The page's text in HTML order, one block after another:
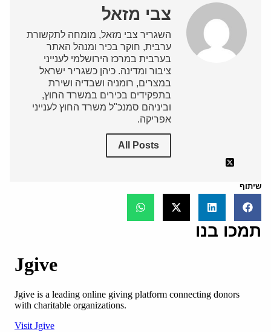
צבי מזאל
השגריר צבי מזאל, מומחה לתקשורת
ערבית, חוקר בכיר ומנהל האתר
בערבית במרכז הירושלמי לענייני
ציבור ומדינה. כיהן כשגריר ישראל
במצרים, רומניה ושבדיה ושירת
בתפקידים בכירים במשרד החוץ,
וביניהם סמנכ"ל משרד החוץ לענייני
אפריקה.
All Posts
שיתוף
תמכו בנו